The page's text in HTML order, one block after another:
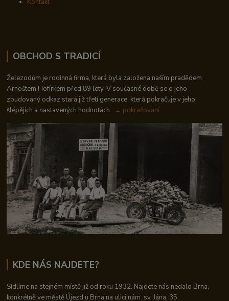
Kontakt
OBCHOD S TRADICÍ
Železodům je rodinná firma, která byla založena naším pradědem
Arnoštem Hofírkem před 89 lety. V současné době se o jeho
zbudovaný odkaz stará již třetí generace, která pokračuje v jeho
šlépějích a nastavených hodnotách.. → pokračování
KDE NÁS NAJDETE?
Sídlíme na stejném místě již od roku 1932. Najdete nás nedalo Brna,
konkrétně ve městě Újezd u Brna na ulici nám. sv. Jána, 35.